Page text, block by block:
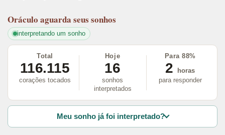
Oráculo aguarda seus sonhos
interpretando um sonho
Total
116.115
corações tocados
Hoje
16
sonhos
interpretados
Para 88%
2
horas
para responder
Meu sonho já foi interpretado?